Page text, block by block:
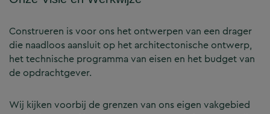
Construeren is voor ons het ontwerpen van een drager
die naadloos aansluit op het architectonische ontwerp,
het technische programma van eisen en het budget van
de opdrachtgever.
Wij kijken voorbij de grenzen van ons eigen vakgebied